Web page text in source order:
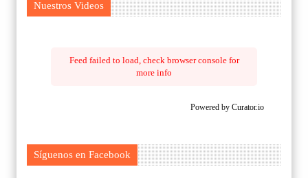
Nuestros Videos
Feed failed to load, check browser console for
more info
Powered by Curator.io
Síguenos en Facebook